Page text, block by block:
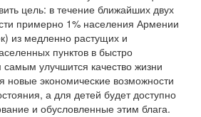
цель: в течение ближайших двух
примерно 1% населения Армении
из медленно растущих и
пунктов в быстро
улучшится качество жизни
новые экономические возможности
а для детей будет доступно
и обусловленные этим блага.